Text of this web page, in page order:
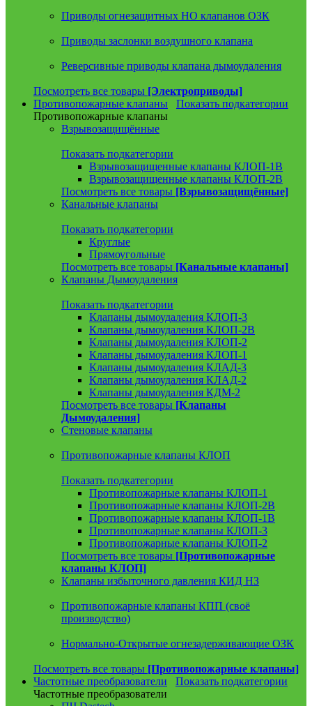
Приводы огнезащитных НО клапанов ОЗК
Приводы заслонки воздушного клапана
Реверсивные приводы клапана дымоудаления
Посмотреть все товары [Электроприводы]
Противопожарные клапаны
Показать подкатегории
Противопожарные клапаны
Взрывозащищённые
Показать подкатегории
Взрывозащищенные клапаны КЛОП-1В
Взрывозащищенные клапаны КЛОП-2В
Посмотреть все товары [Взрывозащищённые]
Канальные клапаны
Показать подкатегории
Круглые
Прямоугольные
Посмотреть все товары [Канальные клапаны]
Клапаны Дымоудаления
Показать подкатегории
Клапаны дымоудаления КЛОП-3
Клапаны дымоудаления КЛОП-2В
Клапаны дымоудаления КЛОП-2
Клапаны дымоудаления КЛОП-1
Клапаны дымоудаления КЛАД-3
Клапаны дымоудаления КЛАД-2
Клапаны дымоудаления КДМ-2
Посмотреть все товары [Клапаны
Дымоудаления]
Стеновые клапаны
Противопожарные клапаны КЛОП
Показать подкатегории
Противопожарные клапаны КЛОП-1
Противопожарные клапаны КЛОП-2В
Противопожарные клапаны КЛОП-1В
Противопожарные клапаны КЛОП-3
Противопожарные клапаны КЛОП-2
Посмотреть все товары [Противопожарные
клапаны КЛОП]
Клапаны избыточного давления КИД НЗ
Противопожарные клапаны КПП (своё
производство)
Нормально-Открытые огнезадерживающие ОЗК
Посмотреть все товары [Противопожарные клапаны]
Частотные преобразователи
Показать подкатегории
Частотные преобразователи